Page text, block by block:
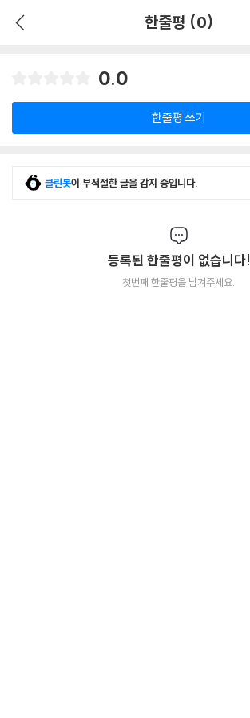
한줄평 (0)
0.0
한줄평 쓰기
클린봇이 부적절한 글을 감지 중입니다.
등록된 한줄평이 없습니다!
첫번째 한줄평을 남겨주세요.